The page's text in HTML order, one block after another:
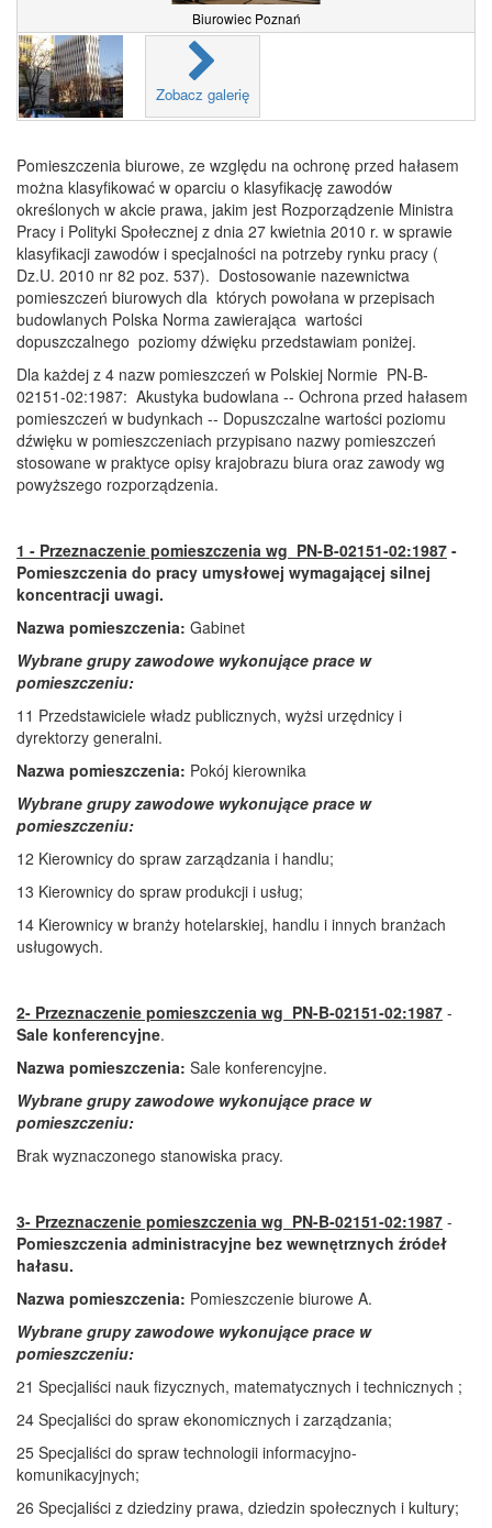
Biurowiec Poznań
Zobacz galerię
Pomieszczenia biurowe, ze względu na ochronę przed hałasem
można klasyfikować w oparciu o klasyfikację zawodów
określonych w akcie prawa, jakim jest Rozporządzenie Ministra
Pracy i Polityki Społecznej z dnia 27 kwietnia 2010 r. w sprawie
klasyfikacji zawodów i specjalności na potrzeby rynku pracy (
Dz.U. 2010 nr 82 poz. 537). Dostosowanie nazewnictwa
pomieszczeń biurowych dla których powołana w przepisach
budowlanych Polska Norma zawierająca wartości
dopuszczalnego poziomy dźwięku przedstawiam poniżej.
Dla każdej z 4 nazw pomieszczeń w Polskiej Normie PN-B-
02151-02:1987: Akustyka budowlana -- Ochrona przed hałasem
pomieszczeń w budynkach -- Dopuszczalne wartości poziomu
dźwięku w pomieszczeniach przypisano nazwy pomieszczeń
stosowane w praktyce opisy krajobrazu biura oraz zawody wg
powyższego rozporządzenia.
1 - Przeznaczenie pomieszczenia wg PN-B-02151-02:1987 -
Pomieszczenia do pracy umysłowej wymagającej silnej
koncentracji uwagi.
Nazwa pomieszczenia: Gabinet
Wybrane grupy zawodowe wykonujące prace w
pomieszczeniu:
11 Przedstawiciele władz publicznych, wyżsi urzędnicy i
dyrektorzy generalni.
Nazwa pomieszczenia: Pokój kierownika
Wybrane grupy zawodowe wykonujące prace w
pomieszczeniu:
12 Kierownicy do spraw zarządzania i handlu;
13 Kierownicy do spraw produkcji i usług;
14 Kierownicy w branży hotelarskiej, handlu i innych branżach
usługowych.
2- Przeznaczenie pomieszczenia wg PN-B-02151-02:1987 -
Sale konferencyjne.
Nazwa pomieszczenia: Sale konferencyjne.
Wybrane grupy zawodowe wykonujące prace w
pomieszczeniu:
Brak wyznaczonego stanowiska pracy.
3- Przeznaczenie pomieszczenia wg PN-B-02151-02:1987 -
Pomieszczenia administracyjne bez wewnętrznych źródeł
hałasu.
Nazwa pomieszczenia: Pomieszczenie biurowe A.
Wybrane grupy zawodowe wykonujące prace w
pomieszczeniu:
21 Specjaliści nauk fizycznych, matematycznych i technicznych ;
24 Specjaliści do spraw ekonomicznych i zarządzania;
25 Specjaliści do spraw technologii informacyjno-
komunikacyjnych;
26 Specjaliści z dziedziny prawa, dziedzin społecznych i kultury;